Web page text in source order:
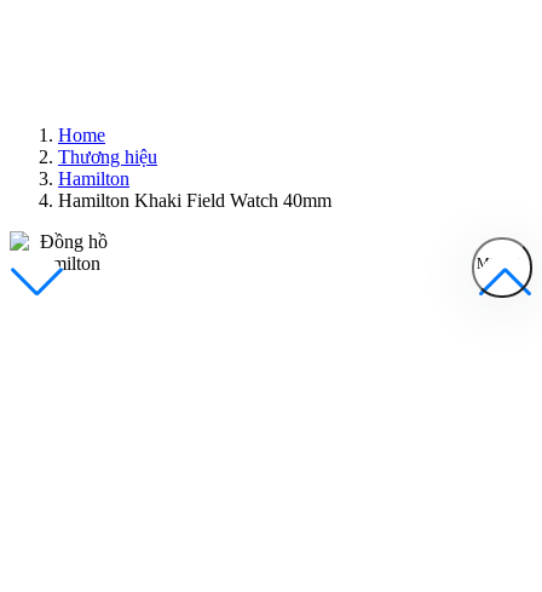
Home
Thương hiệu
Hamilton
Hamilton Khaki Field Watch 40mm
MENU
Đồng Hồ Nam